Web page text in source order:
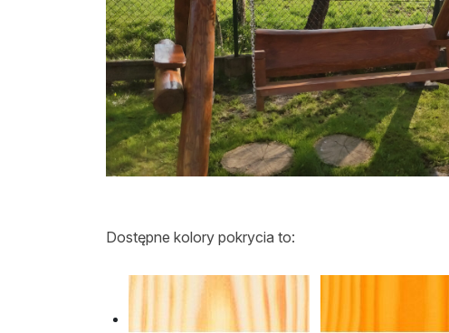
Dostępne kolory pokrycia to: